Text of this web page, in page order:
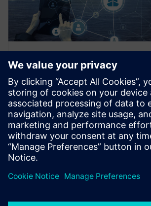
Simulation process
management for ship
Learn how to create a seamless ship
with simulation and data sharing.
collaboration and provide the right